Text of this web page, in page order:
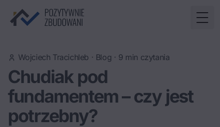
Wojciech Tracichleb · Blog · 9 min czytania
Chudiak pod
fundamentem – czy jest
potrzebny?